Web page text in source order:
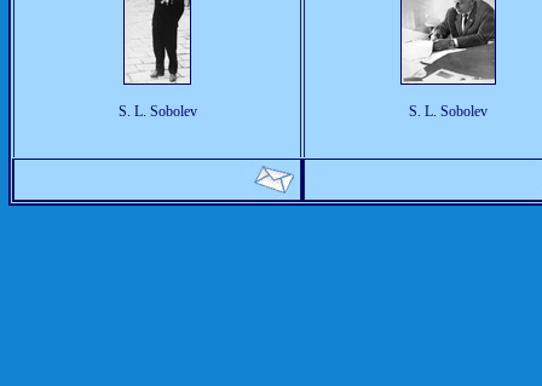
S. L. Sobolev S. L. Sobolev